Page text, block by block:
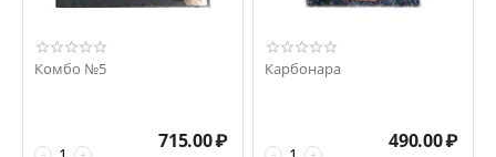
Комбо №5
715.00₽
Карбонара
490.00₽